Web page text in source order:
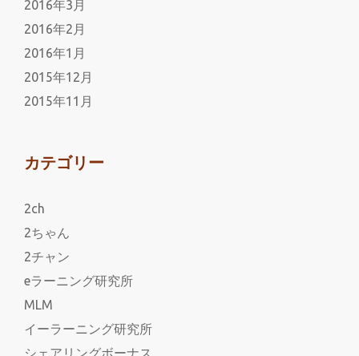
2016年3月
2016年2月
2016年1月
2015年12月
2015年11月
カテゴリー
2ch
2ちゃん
2チャン
eラーニング研究所
MLM
イーラーニング研究所
シェアリングボーナス